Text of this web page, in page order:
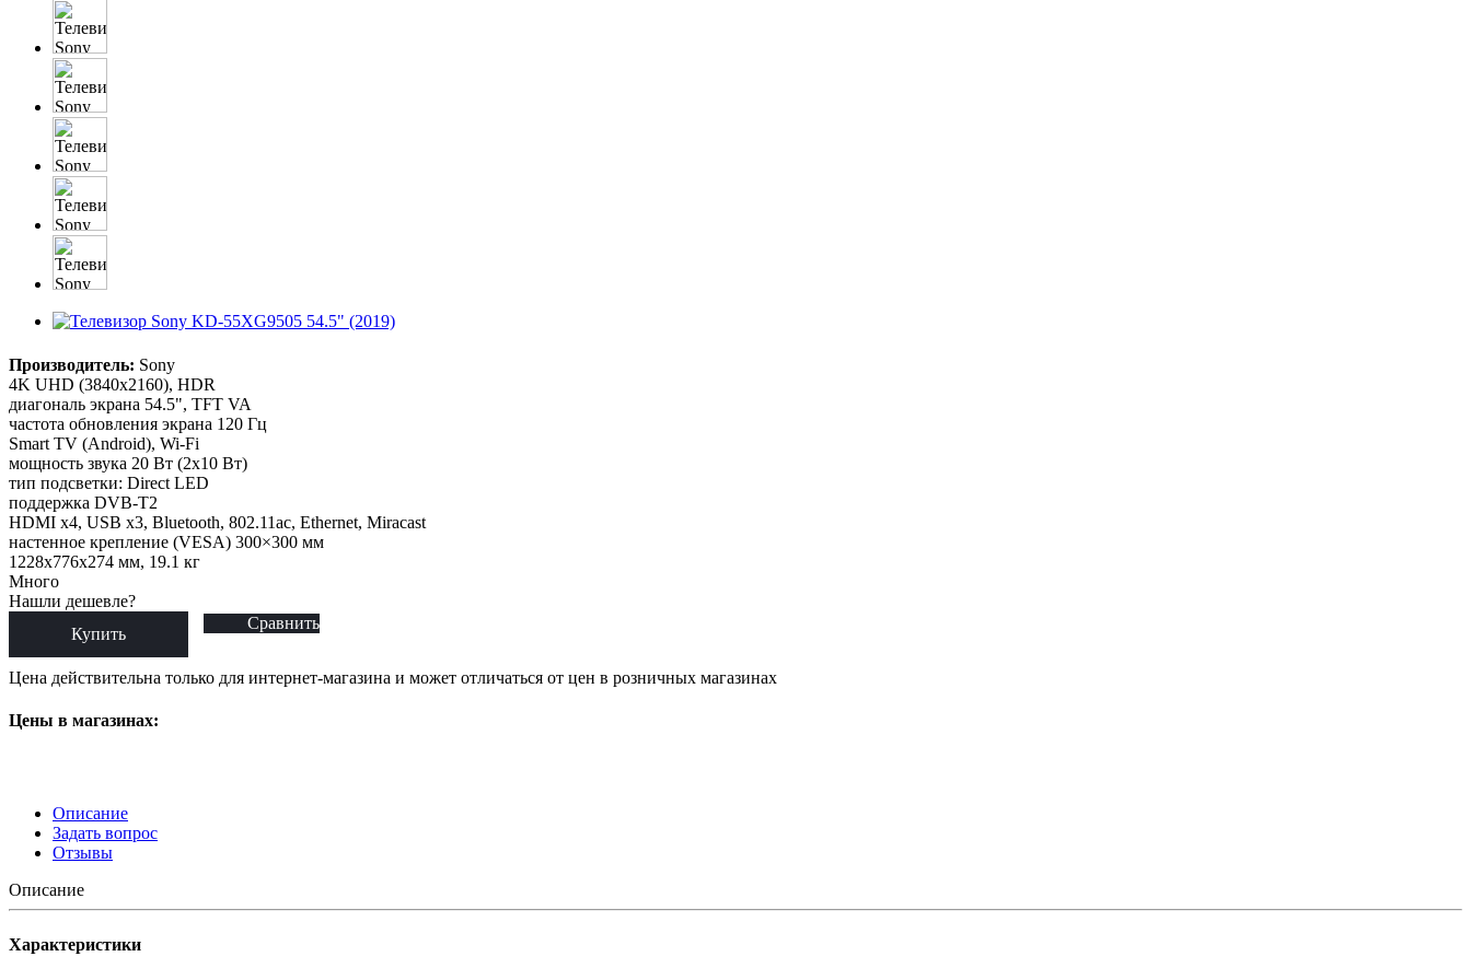
Производитель: Sony
4K UHD (3840x2160), HDR
диагональ экрана 54.5", TFT VA
частота обновления экрана 120 Гц
Smart TV (Android), Wi-Fi
мощность звука 20 Вт (2x10 Вт)
тип подсветки: Direct LED
поддержка DVB-T2
HDMI x4, USB x3, Bluetooth, 802.11ac, Ethernet, Miracast
настенное крепление (VESA) 300×300 мм
1228x776x274 мм, 19.1 кг
Много
Нашли дешевле?
Купить
Сравнить
Цена действительна только для интернет-магазина и может отличаться от цен в розничных магазинах
Цены в магазинах:
Описание
Задать вопрос
Отзывы
Описание
Характеристики